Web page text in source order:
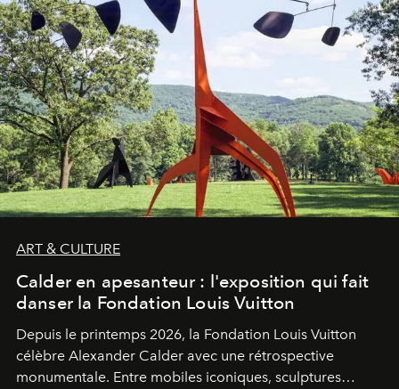
ART & CULTURE
Calder en apesanteur : l'exposition qui fait
danser la Fondation Louis Vuitton
Depuis le printemps 2026, la Fondation Louis Vuitton
célèbre Alexander Calder avec une rétrospective
monumentale. Entre mobiles iconiques, sculptures